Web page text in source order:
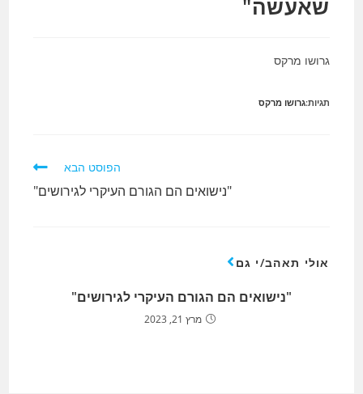
שאעשה"
גרושו מרקס
תגיות:גרושו מרקס
הפוסט הבא
"נישואים הם הגורם העיקרי לגירושים"
אולי תאהב/י גם
"נישואים הם הגורם העיקרי לגירושים"
מרץ 21, 2023